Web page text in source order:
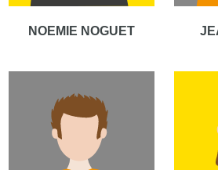
NOEMIE NOGUET